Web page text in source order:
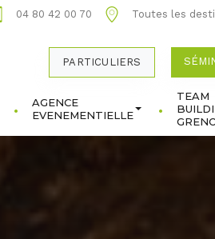
04 80 42 00 70 Toutes les
PARTICULIERS
AGENCE
EVENEMENTIELLE
TEAM